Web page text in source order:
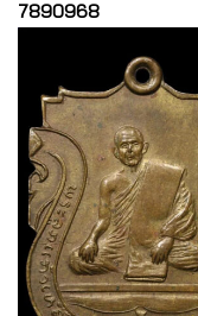
7890968